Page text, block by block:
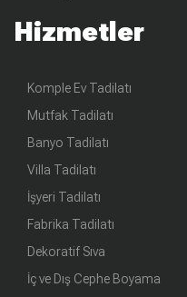
Hizmetler
Komple Ev Tadilatı
Mutfak Tadilatı
Banyo Tadilatı
Villa Tadilatı
İşyeri Tadilatı
Fabrika Tadilatı
Dekoratif Sıva
İç ve Dış Cephe Boyama